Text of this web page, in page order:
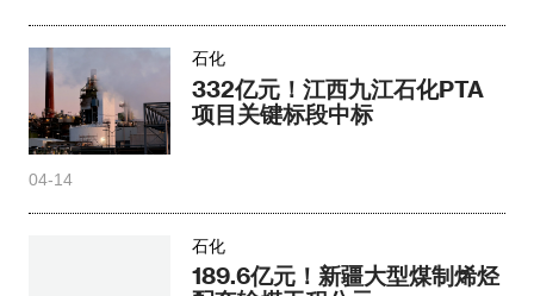
石化
332亿元！江西九江石化PTA
项目关键标段中标
04-14
石化
189.6亿元！新疆大型煤制烯烃